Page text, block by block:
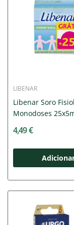
LIBENAR
Libenar Soro
Monodoses
4,49 €